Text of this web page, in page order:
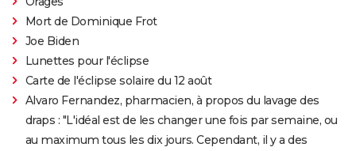
Mort de Dominique Frot
Joe Biden
Lunettes pour l'éclipse
Carte de l'éclipse solaire du 12 août
Alvaro Fernandez, pharmacien, à propos du lavage des
draps : "L'idéal est de les changer une fois par semaine, ou
au maximum tous les dix jours. Cependant, il y a des